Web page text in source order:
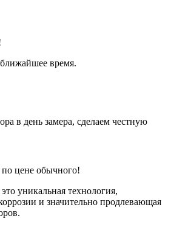
время.
в день замера, сделаем честную
цене обычного!
уникальная технология,
и значительно продлевающая